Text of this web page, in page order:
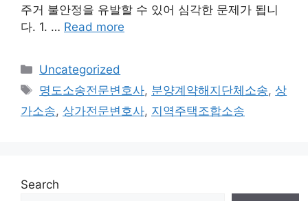
주거 불안정을 유발할 수 있어 심각한 문제가 됩니
다. 1. … Read more
Categories
Uncategorized
Tags
명도소송전문변호사, 분양계약해지단체소송, 상
가소송, 상가전문변호사, 지역주택조합소송
Search